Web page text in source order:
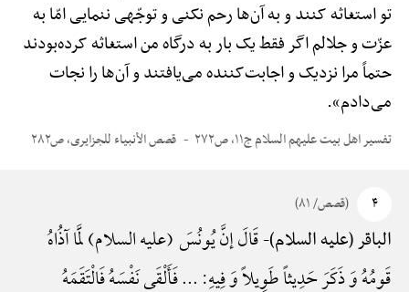
تو استغاثه کنند و به آن‌ها رحم نکنی و توجّهی ننمایی امّا به
عزّت و جلالم اگر فقط یک بار به درگاه من استغاثه کرده‌بودند
حتماً مرا نزدیک و اجابت‌کننده می‌یافتند و آن‌ها را نجات
می‌دادم».
تفسیر اهل بیت علیهم السلام ج۱۱، ص۲۷۲ قصص الأنبیاء للجزایری، ص۲۸۲
۴ (قصص/ ۸۱)
الباقر (علیه السلام)-قَالَ إنَّ یُونُسَ (علیه السلام) لَمَّا آذُاهُ
قَومُهُ وَ ذَکَرَ حَدِیثاً طَوِیلاً وَ فِیهِ: ... فَأَلْقَی نَفْسَهُ فَالْتَقَمَهُ